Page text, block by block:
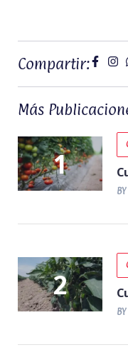
Compartir:
Más
BY
BY